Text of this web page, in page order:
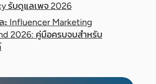
รับดูแลเพจ 2026
ะ Influencer Marketing
2026: คู่มือครบจบสำหรับ